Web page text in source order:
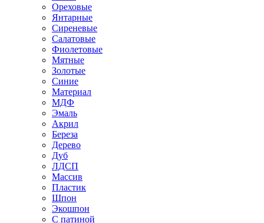
Ореховые
Янтарные
Сиреневые
Салатовые
Фиолетовые
Мятные
Золотые
Синие
Материал
МДФ
Эмаль
Акрил
Береза
Дерево
Дуб
ЛДСП
Массив
Пластик
Шпон
Экошпон
С патиной